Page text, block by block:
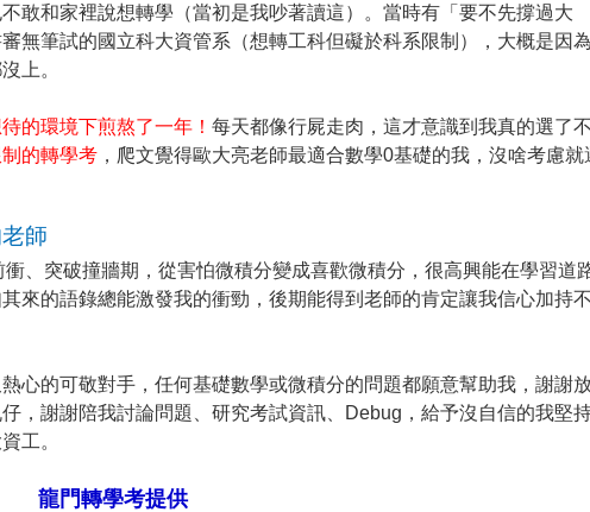
敢和家裡說想轉學（當初是我吵著讀這）。當時有「要不先撐過大
無筆試的國立科大資管系（想轉工科但礙於科系限制），大概是因為
上。
的環境下煎熬了一年！ 每天都像行屍走肉，這才意識到我真的選了不
的轉學考 ，爬文覺得歐大亮老師最適合數學0基礎的我，沒啥考慮就
師
、突破撞牆期，從害怕微積分變成喜歡微積分，很高興能在學習道
來的語錄總能激發我的衝勁，後期能得到老師的肯定讓我信心加持不
心的可敬對手，任何基礎數學或微積分的問題都願意幫助我，謝謝
，謝謝陪我討論問題、研究考試資訊、Debug，給予沒自信的我堅
工。
龍門轉學考提供